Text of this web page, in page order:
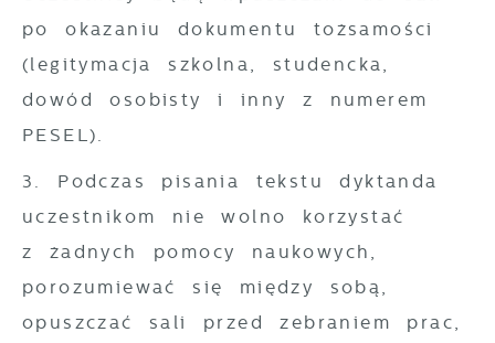
po okazaniu dokumentu tożsamości
(legitymacja szkolna, studencka,
dowód osobisty i inny z numerem
PESEL).
3. Podczas pisania tekstu dyktanda
uczestnikom nie wolno korzystać
z żadnych pomocy naukowych,
porozumiewać się między sobą,
opuszczać sali przed zebraniem prac,